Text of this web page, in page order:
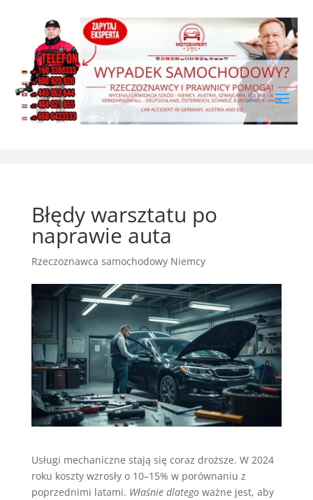
Błędy warsztatu po
naprawie auta
Rzeczoznawca samochodowy Niemcy
Usługi mechaniczne stają się coraz droższe. W 2024
roku koszty wzrosły o 10–15% w porównaniu z
poprzednimi latami. Właśnie dlategoważne jest, aby